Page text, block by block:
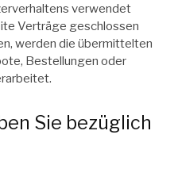
verwendet
Verträge geschlossen
werden die übermittelten
Bestellungen oder
Sie bezüglich